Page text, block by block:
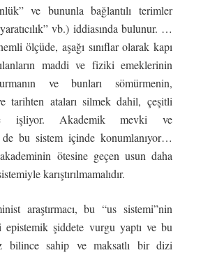
ve bununla bağlantılı terimler
vb.) iddiasında bulunur. …
ölçüde, aşağı sınıflar olarak kapı
maddi ve fiziki emeklerinin
ve bunları sömürmenin,
tarihten ataları silmek dahil, çeşitli
işliyor. Akademik mevki ve
de bu sistem içinde konumlanıyor…
ötesine geçen usun daha
karıştırılmamalıdır.
araştırmacı, bu “us sistemi”nin
epistemik şiddete vurgu yaptı ve bu
bilince sahip ve maksatlı bir dizi